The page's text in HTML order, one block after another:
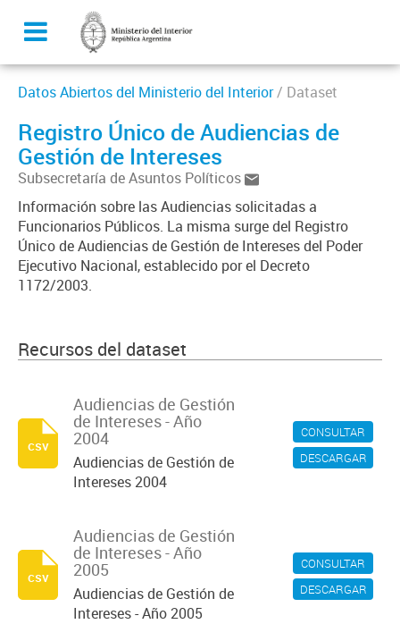
Datos Abiertos del Ministerio del Interior/ Dataset
Registro Único de Audiencias de
Gestión de Intereses
Subsecretaría de Asuntos Políticos
Información sobre las Audiencias solicitadas a
Funcionarios Públicos. La misma surge del Registro
Único de Audiencias de Gestión de Intereses del Poder
Ejecutivo Nacional, establecido por el Decreto
1172/2003.
Recursos del dataset
CONSULTAR
DESCARGAR
Audiencias de Gestión
de Intereses - Año
2004
Audiencias de Gestión de
Intereses 2004
csv
CONSULTAR
DESCARGAR
Audiencias de Gestión
de Intereses - Año
2005
Audiencias de Gestión de
Intereses - Año 2005
csv